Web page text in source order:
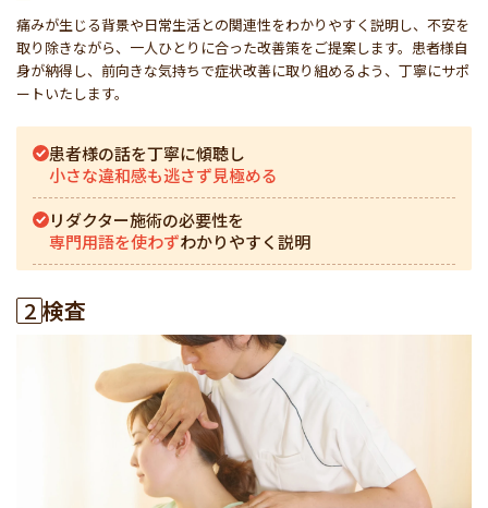
痛みが生じる背景や日常生活との関連性をわかりやすく説明し、不安を
取り除きながら、一人ひとりに合った改善策をご提案します。患者様自
身が納得し、前向きな気持ちで症状改善に取り組めるよう、丁寧にサポ
ートいたします。
患者様の話を丁寧に傾聴し
小さな違和感も逃さず見極める
リダクター施術の必要性を
専門用語を使わずわかりやすく説明
2 検査